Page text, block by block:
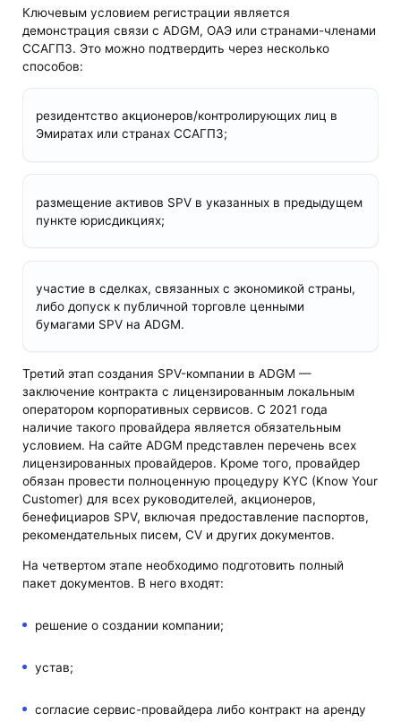
Ключевым условием регистрации является
демонстрация связи с ADGM, ОАЭ или странами-членами
ССАГПЗ. Это можно подтвердить через несколько
способов:
резидентство акционеров/контролирующих лиц в
Эмиратах или странах ССАГПЗ;
размещение активов SPV в указанных в предыдущем
пункте юрисдикциях;
участие в сделках, связанных с экономикой страны,
либо допуск к публичной торговле ценными
бумагами SPV на ADGM.
Третий этап создания SPV-компании в ADGM —
заключение контракта с лицензированным локальным
оператором корпоративных сервисов. С 2021 года
наличие такого провайдера является обязательным
условием. На сайте ADGM представлен перечень всех
лицензированных провайдеров. Кроме того, провайдер
обязан провести полноценную процедуру KYC (Know Your
Customer) для всех руководителей, акционеров,
бенефициаров SPV, включая предоставление паспортов,
рекомендательных писем, CV и других документов.
На четвертом этапе необходимо подготовить полный
пакет документов. В него входят:
решение о создании компании;
устав;
согласие сервис-провайдера либо контракт на аренду